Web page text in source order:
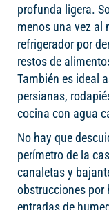
profunda ligera.
menos una vez al
refrigerador por
restos de
También es ideal
persianas,
cocina con agua
No hay que
perímetro de la
canaletas y
obstrucciones por
entradas de